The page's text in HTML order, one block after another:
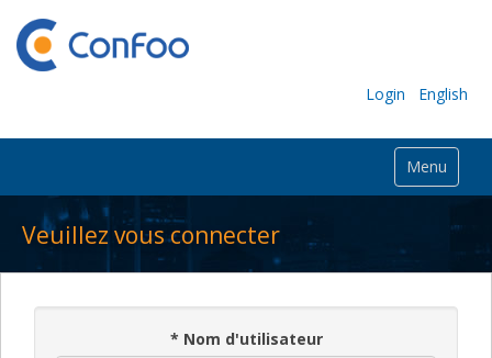
Login English
Menu
Veuillez vous connecter
* Nom d'utilisateur